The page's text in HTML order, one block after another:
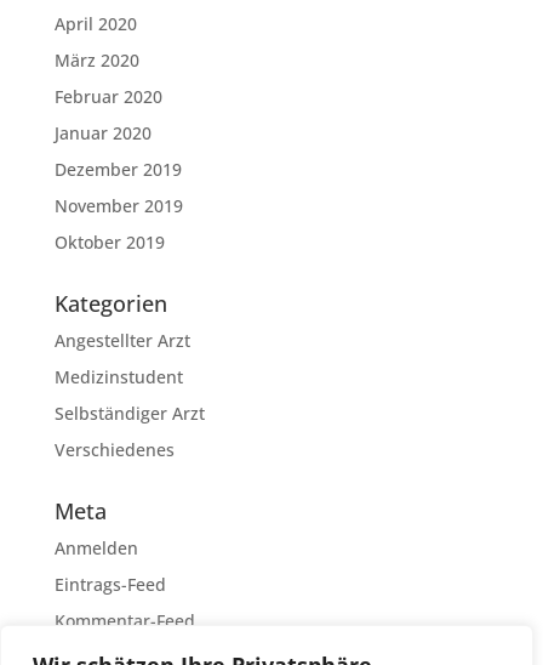
April 2020
März 2020
Februar 2020
Januar 2020
Dezember 2019
November 2019
Oktober 2019
Kategorien
Angestellter Arzt
Medizinstudent
Selbständiger Arzt
Verschiedenes
Meta
Anmelden
Eintrags-Feed
Kommentar-Feed
WordPress.org